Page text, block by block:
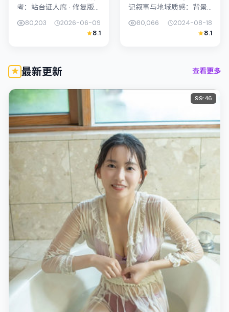
考：站台证人席 · 修复版
主演黄政民；影片定位犯
罪，叙事锚定中国香港的
80,203
2026-06-09
8.1
记叙事与地域质感：背景
化肌理相呼应。导演岩井
俊二善用光影与声场塑造
80,066
2024-08-18
8.1
最新更新 查看更多
99:46